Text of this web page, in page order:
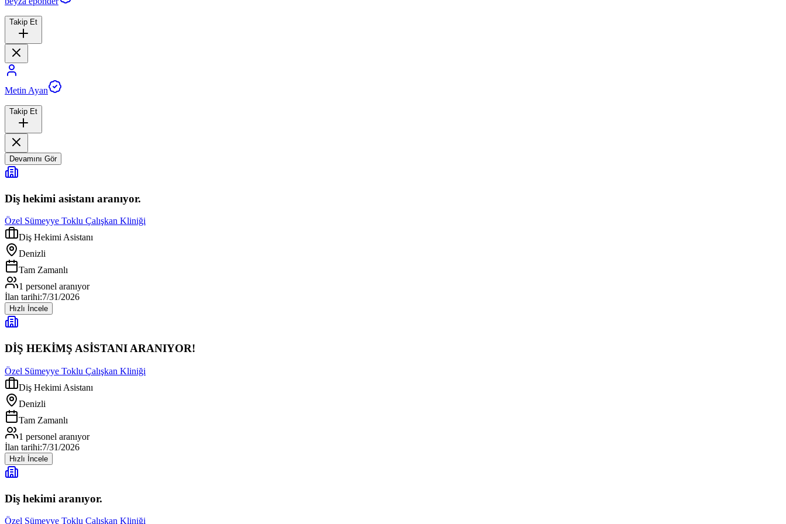
Takip Et
Metin Ayan
Takip Et
Devamını Gör
Diş hekimi asistanı aranıyor.
Özel Sümeyye Toklu Çalışkan Kliniği
Diş Hekimi Asistanı
Denizli
Tam Zamanlı
1 personel aranıyor
İlan tarihi:7/31/2026
Hızlı İncele
DİŞ HEKİMŞ ASİSTANI ARANIYOR!
Özel Sümeyye Toklu Çalışkan Kliniği
Diş Hekimi Asistanı
Denizli
Tam Zamanlı
1 personel aranıyor
İlan tarihi:7/31/2026
Hızlı İncele
Diş hekimi aranıyor.
Özel Sümeyye Toklu Çalışkan Kliniği